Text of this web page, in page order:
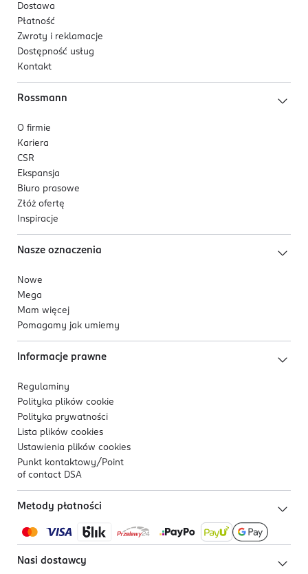
Dostawa
Płatność
Zwroty i reklamacje
Dostępność usług
Kontakt
Rossmann
O firmie
Kariera
CSR
Ekspansja
Biuro prasowe
Złóż ofertę
Inspiracje
Nasze oznaczenia
Nowe
Mega
Mam więcej
Pomagamy jak umiemy
Informacje prawne
Regulaminy
Polityka plików cookie
Polityka prywatności
Lista plików cookies
Ustawienia plików cookies
Punkt kontaktowy/ Point
of contact DSA
Metody płatności
Nasi dostawcy